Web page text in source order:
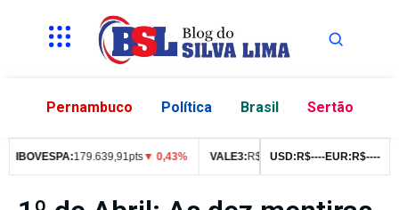
Pernambuco Política Brasil Sertão
179.639,91pts▼ 0,43% VALE3:R$76,99▼ 2,49% ITUB4:R$
USD: R$----EUR: R$----